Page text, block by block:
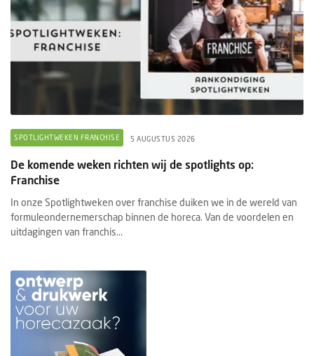
SPOTLIGHTWEKEN FRANCHISE 5 AUGUSTUS 2026
De komende weken richten wij de spotlights op:
Franchise
In onze Spotlightweken over franchise duiken we in de wereld van
formuleondernemerschap binnen de horeca. Van de voordelen en
uitdagingen van franchis...